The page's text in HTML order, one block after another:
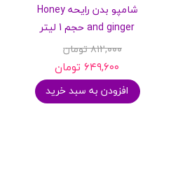
شامپو بدن رایحه Honey
and ginger حجم 1 لیتر
۸۱۲,۰۰۰ تومان
۶۴۹,۶۰۰ تومان
افزودن به سبد خرید